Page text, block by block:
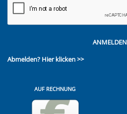
ANMELDEN
Abmelden? Hier klicken >>
AUF RECHNUNG